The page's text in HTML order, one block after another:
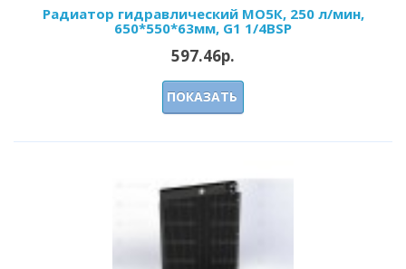
Радиатор гидравлический МО5К, 250 л/мин,
650*550*63мм, G1 1/4BSP
597.46р.
ПОКАЗАТЬ